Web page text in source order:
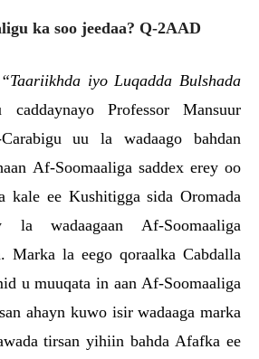
ka soo jeedaa? Q-2AAD
“Taariikhda iyo Luqadda Bulshada
caddaynayo Professor Mansuur
uu la wadaago bahdan
Af-Soomaaliga saddex erey oo
kale ee Kushitigga sida Oromada
wadaagaan Af-Soomaaliga
Marka la eego qoraalka Cabdalla
u muuqata in aan Af-Soomaaliga
ahayn kuwo isir wadaaga marka
tirsan yihiin bahda Afafka ee